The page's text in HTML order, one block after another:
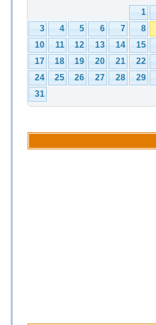
1
3
4 5 6 7 8
10
11 12 13 14 15
17
18 19 20 21 22
24
25 26 27 28 29
31